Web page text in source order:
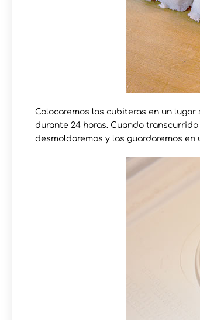
Colocaremos las cubiteras en un
durante 24 horas. Cuando
desmoldaremos y las guardaremos en